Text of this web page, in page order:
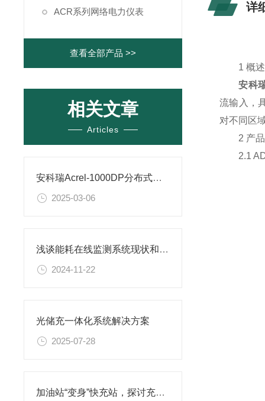
ACR系列网络电力仪表
查看全部产品 >>
相关文章
Articles
安科瑞Acrel-1000DP分布式光伏监控系统在某分布式光伏发电项目中的应用
2025-03-06
浅谈能耗在线监测系统现状和建设意义
2024-11-22
光储充一体化系统解决方案
2025-07-28
加油站“变身”快充站，探讨充电新模式
详
1 概述
安科
流输入，
对不同区
2 产品
2.1